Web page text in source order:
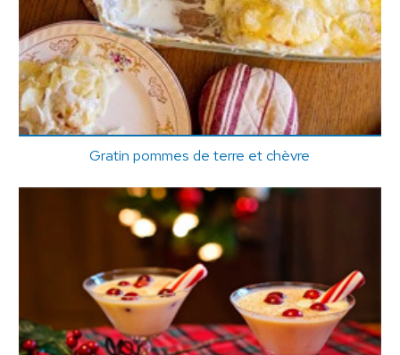
Gratin pommes de terre et chèvre